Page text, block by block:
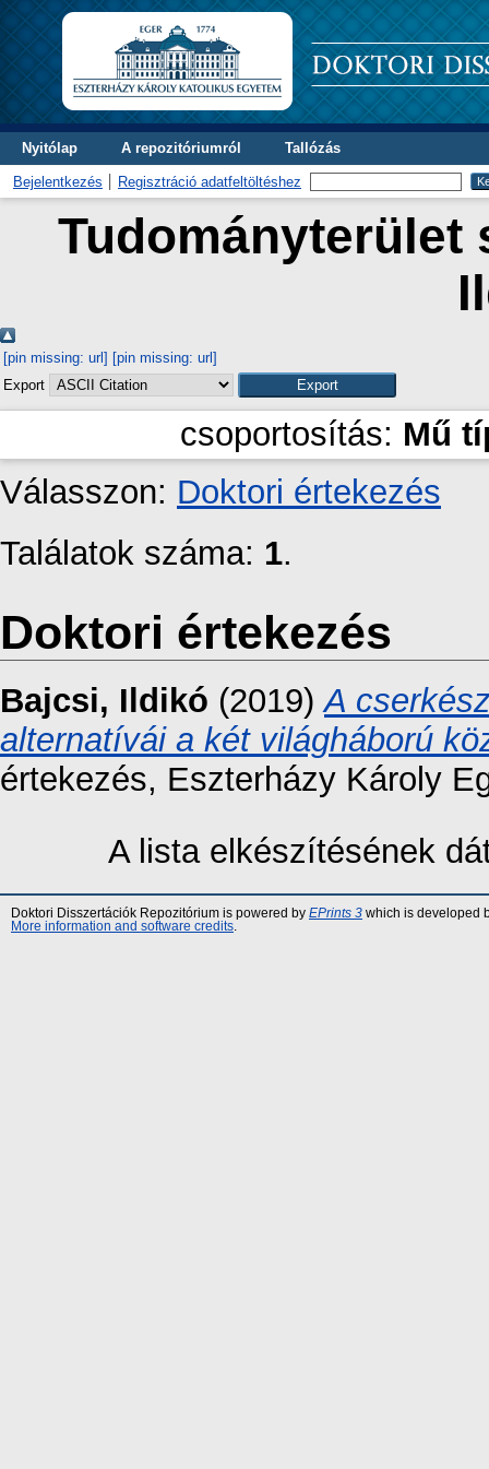
Nyitólap A repozitóriumról Tallózás
Bejelentkezés Regisztráció adatfeltöltéshez
Tudományterület
[pin missing: url] [pin missing: url]
Export
csoportosítás: Mű
Válasszon: Doktori értekezés
Találatok száma: 1.
Doktori értekezés
Bajcsi, Ildikó (2019)A
alternatívái a két világháború
értekezés, Eszterházy Károly
A lista elkészítésének
Doktori Disszertációk Repozitórium is powered by EPrints 3 which is developed
More information and software credits